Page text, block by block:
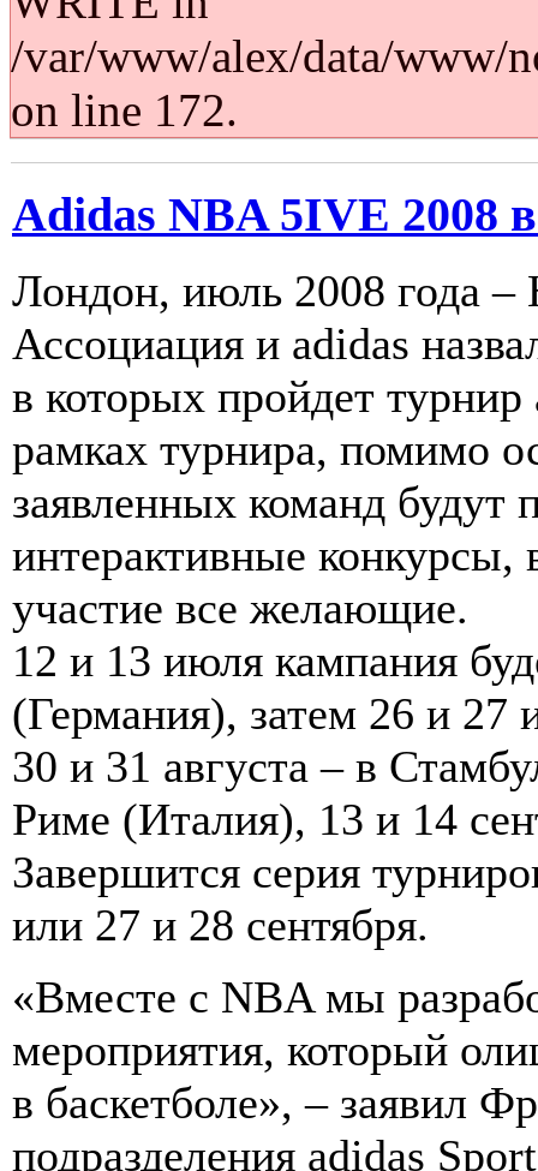
/var/www/alex/data/www/
on line 172.
Adidas NBA 5IVE 2008
Лондон, июль 2008 года –
Ассоциация и adidas
в которых пройдет
рамках турнира, помимо
заявленных команд будут
интерактивные конкурсы,
участие все желающие.
12 и 13 июля кампания
(Германия), затем 26 и
30 и 31 августа – в
Риме (Италия), 13 и 14
Завершится серия
или 27 и 28 сентября.
«Вместе с NBA мы
мероприятия, который
в баскетболе», – заявил
подразделения adidas